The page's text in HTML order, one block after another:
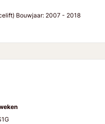
Bouwjaar: 2007 - 2018